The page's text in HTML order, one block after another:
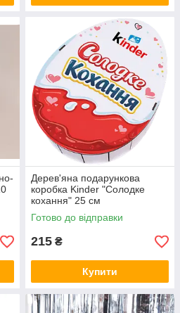
Дерев'яна подарункова
коробка Kinder "Солодке
кохання" 25 см
Готово до відправки
215 ₴
Купити